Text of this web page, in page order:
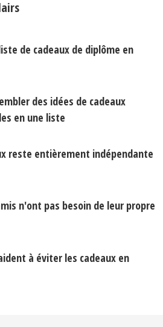
de cadeaux de diplôme en
des idées de cadeaux
en une liste
reste entièrement indépendante
n'ont pas besoin de leur propre
à éviter les cadeaux en